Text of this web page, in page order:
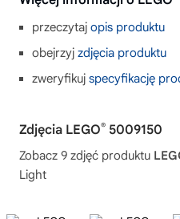
przeczytaj opis produktu
obejrzyj zdjęcia produktu
zweryfikuj specyfikację
Zdjęcia LEGO® 5009150
Zobacz 9 zdjęć produktu
Light